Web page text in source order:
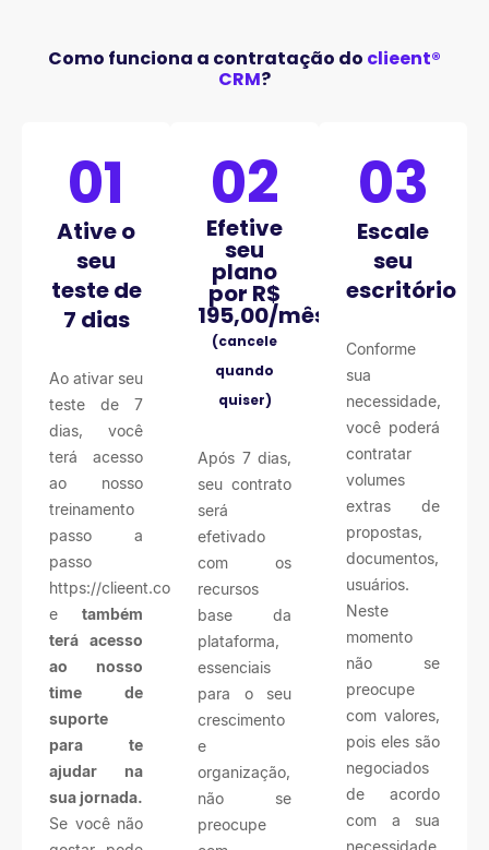
Como funciona a contratação do clieent®
CRM?
01
Ative o
seu
teste de
7 dias
Ao ativar seu
teste de 7
dias, você
terá acesso
ao nosso
treinamento
passo a
passo
https://clieent.com/treinamento
e também
terá acesso
ao nosso
time de
suporte
para te
ajudar na
sua jornada.
Se você não
02
Efetive
seu
plano
por R$
195,00/mês
(cancele
quando
quiser)
Após 7 dias,
seu contrato
será
efetivado
com os
recursos
base da
plataforma,
essenciais
para o seu
crescimento
e
organização,
não se
preocupe
03
Escale
seu
escritório
Conforme
sua
necessidade,
você poderá
contratar
volumes
extras de
propostas,
documentos,
usuários.
Neste
momento
não se
preocupe
com valores,
pois eles são
negociados
de acordo
com a sua
necessidade